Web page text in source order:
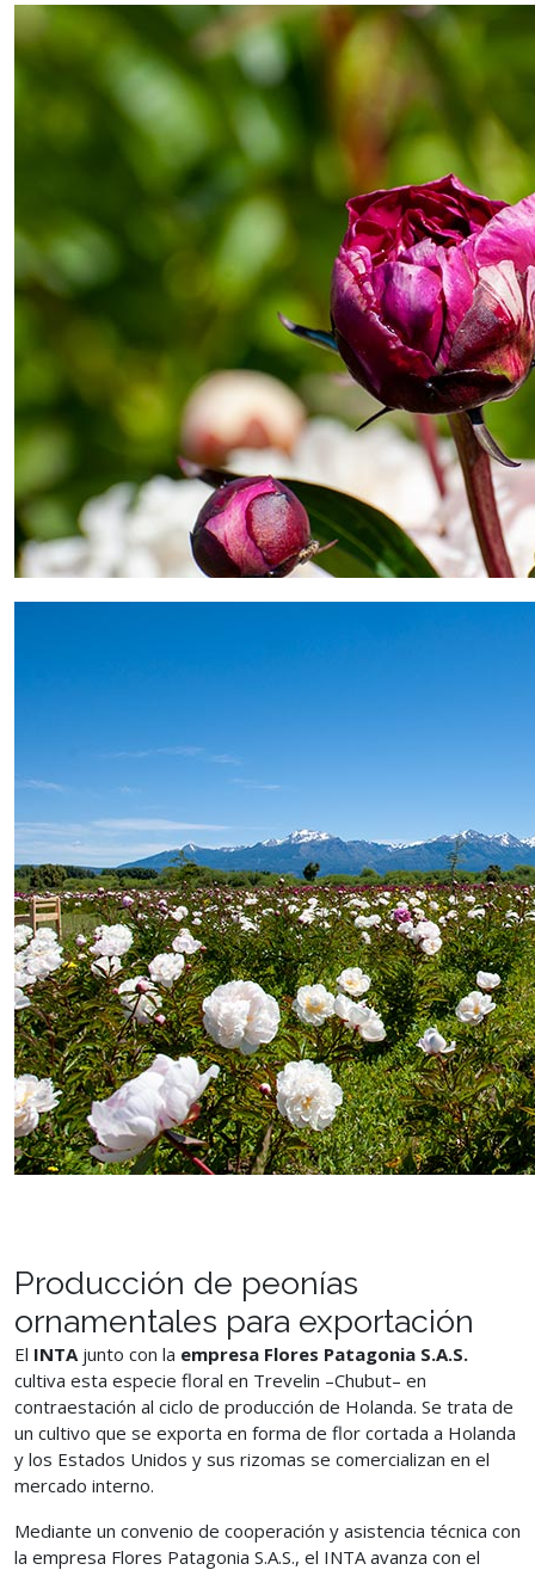
Producción de peonías
ornamentales para exportación
El INTAjunto con la empresa Flores Patagonia S.A.S.
cultiva esta especie floral en Trevelin –Chubut– en
contraestación al ciclo de producción de Holanda. Se trata de
un cultivo que se exporta en forma de flor cortada a Holanda
y los Estados Unidos y sus rizomas se comercializan en el
mercado interno.
Mediante un convenio de cooperación y asistencia técnica con
la empresa Flores Patagonia S.A.S., el INTA avanza con el